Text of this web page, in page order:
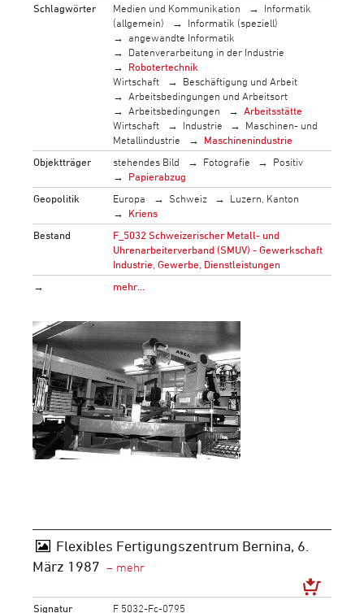
Schlagwörter
Medien und Kommunikation
Informatik
(allgemein)
Informatik (speziell)
angewandte Informatik
Datenverarbeitung in der Industrie
Robotertechnik
Wirtschaft
Beschäftigung und Arbeit
Arbeitsbedingungen und Arbeitsort
Arbeitsbedingungen
Arbeitsstätte
Wirtschaft
Industrie
Maschinen- und
Metallindustrie
Maschinenindustrie
Objektträger
stehendes Bild Fotografie
Positiv
Papierabzug
Geopolitik
Europa Schweiz
Luzern, Kanton
Kriens
Bestand
F_5032 Schweizerischer Metall- und
Uhrenarbeiterverband (SMUV) - Gewerkschaft
Industrie, Gewerbe, Dienstleistungen
→
mehr…
Flexibles Fertigungszentrum Bernina, 6.
März 1987
Signatur F 5032-Fc-0795